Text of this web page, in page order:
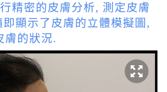
精密的皮膚分析, 測定皮膚
顯示了皮膚的立體模擬圖,
膚的狀況.